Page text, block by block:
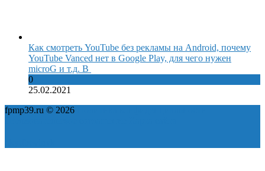
Как смотреть YouTube без рекламы на Android, почему
YouTube Vanced нет в Google Play, для чего нужен
microG и т.д. В
0
25.02.2021
fpmp39.ru © 2026